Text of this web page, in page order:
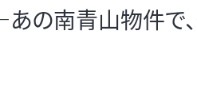
の南青山物件で、